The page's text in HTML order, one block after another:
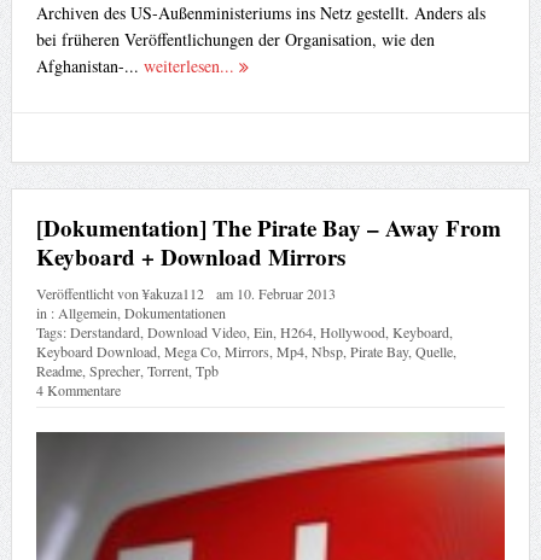
Archiven des US-Außenministeriums ins Netz gestellt. Anders als
bei früheren Veröffentlichungen der Organisation, wie den
Afghanistan-... weiterlesen...
[Dokumentation] The Pirate Bay – Away From
Keyboard + Download Mirrors
Veröffentlicht von¥akuza112 am 10. Februar 2013
in : Allgemein Dokumentationen
Tags:Derstandard, Download Video, Ein H264, Hollywood, Keyboard,
Keyboard Download, Mega Co, Mirrors Mp4, Nbsp, Pirate Bay, Quelle,
Readme, Sprecher, Torrent, Tpb
4 Kommentare